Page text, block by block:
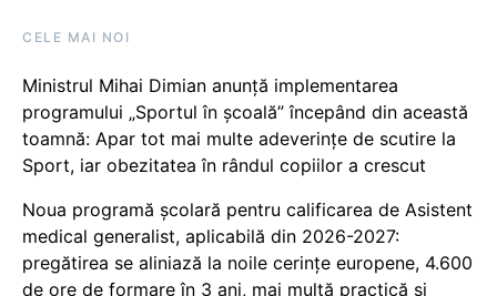
CELE MAI NOI
Ministrul Mihai Dimian anunță implementarea
programului „Sportul în școală” începând din această
toamnă: Apar tot mai multe adeverințe de scutire la
Sport, iar obezitatea în rândul copiilor a crescut
Noua programă școlară pentru calificarea de Asistent
medical generalist, aplicabilă din 2026-2027:
pregătirea se aliniază la noile cerințe europene, 4.600
de ore de formare în 3 ani, mai multă practică și